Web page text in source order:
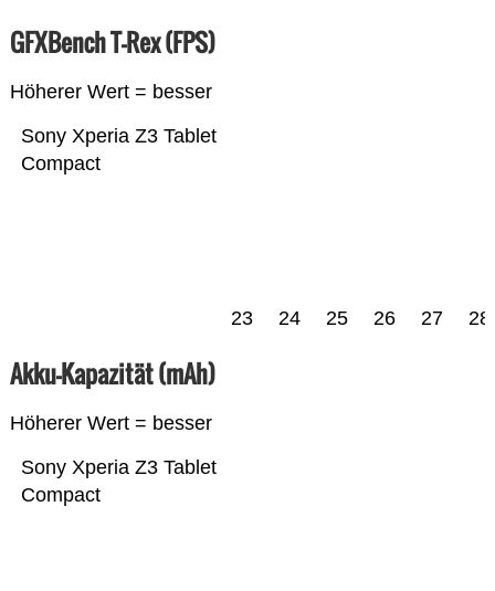
GFXBench T-Rex (FPS)
Höherer Wert = besser
Sony Xperia Z3 Tablet
Compact
23 24 25 26 27 28
Akku-Kapazität (mAh)
Höherer Wert = besser
Sony Xperia Z3 Tablet
Compact